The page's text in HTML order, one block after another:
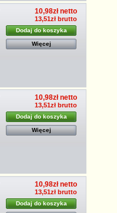
10,98zł netto
13,51zł brutto
Dodaj do koszyka
Więcej
10,98zł netto
13,51zł brutto
Dodaj do koszyka
Więcej
10,98zł netto
13,51zł brutto
Dodaj do koszyka